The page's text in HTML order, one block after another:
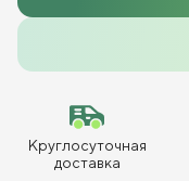
Круглосуточная
доставка